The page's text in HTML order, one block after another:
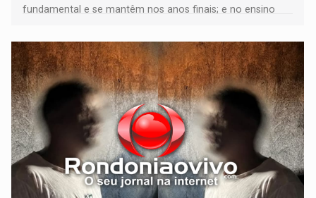
fundamental e se mantêm nos anos finais; e no ensino